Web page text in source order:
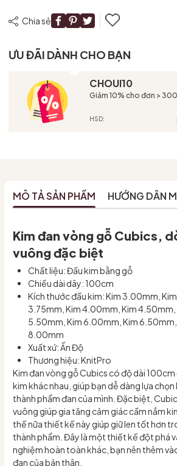
Chia sẻ
ƯU ĐÃI DÀNH CHO BẠN
CHOUI10
Giảm 10% cho đơn >
HSD:
MÔ TẢ SẢN PHẨM HƯỚNG DẪN
Kim đan vòng gỗ Cubics,
vuông đặc biệt
Chất liệu: Đầu kim bằng gỗ
Chiều dài dây: 100cm
Kích thước đầu kim: Kim 3.00mm,
3.75mm, Kim 4.00mm, Kim
5.50mm, Kim 6.00mm, Kim
8.00mm
Xuất xứ: Ấn Độ
Thương hiệu: KnitPro
Kim đan vòng gỗ Cubics có độ dài
kim khác nhau, giúp bạn dễ dàng lựa
thành phẩm đan của mình. Đặc biệt,
vuông giúp gia tăng cảm giác cầm nắm
thế nữa thiết kế này giúp giữ len tốt hơn
thành phẩm. Đây là một thiết kế đột phá
nghiệm hoàn toàn khác, bạn nên thêm
đan của bản thân.